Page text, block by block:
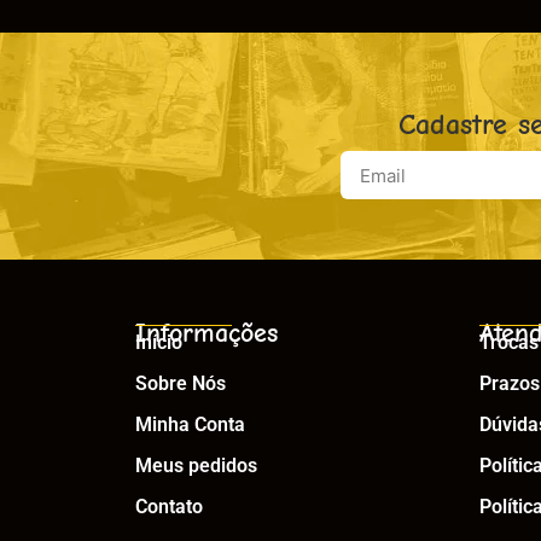
Cadastre
Informações
Início
Sobre Nós
Minha Conta
Meus pedidos
Contato